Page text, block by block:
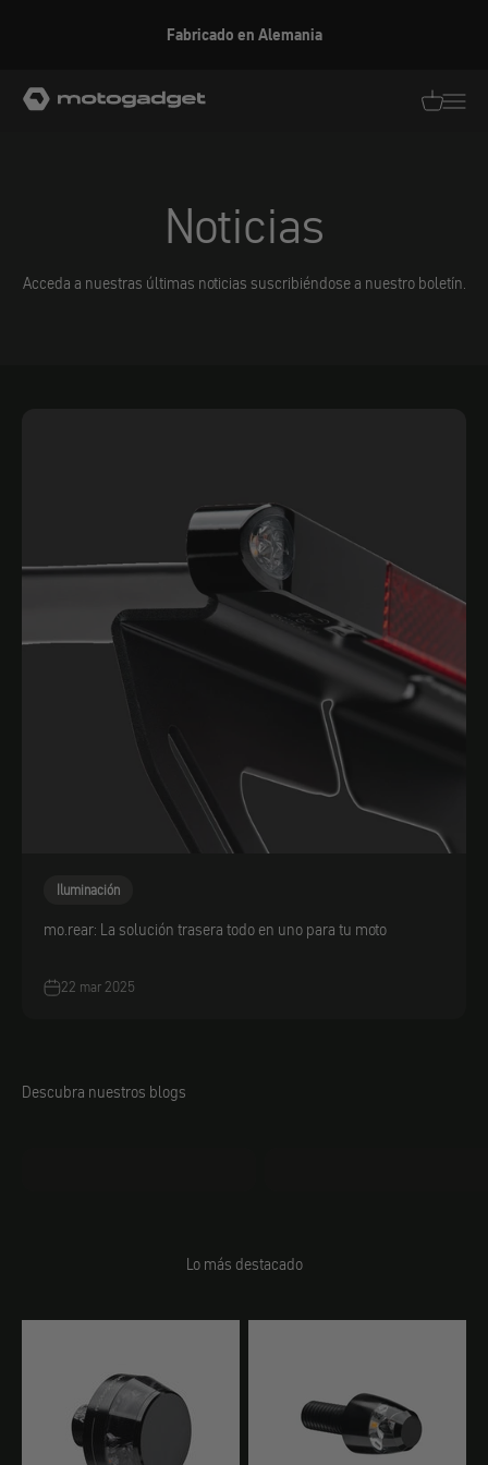
Fabricado en Alemania
motogadget GmbH
Noticias
Acceda a nuestras últimas noticias suscribiéndose a nuestro boletín.
Iluminación
mo.rear: La solución trasera todo en uno para tu moto
22 mar 2025
Descubra nuestros blogs
Lo más destacado